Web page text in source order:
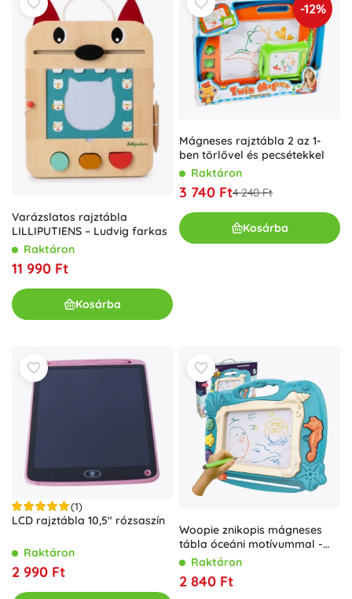
Varázslatos rajztábla
LILLIPUTIENS – Ludvig farkas
Raktáron
11 990 Ft
Kosárba
-12%
Mágneses rajztábla 2 az 1-
ben törlővel és pecsétekkel
Raktáron
3 740 Ft4 240 Ft
Kosárba
(1)
LCD rajztábla 10,5" rózsaszín
Raktáron
2 990 Ft
Woopie znikopis mágneses
tábla óceáni motívummal -
zöldRaktáron
2 840 Ft